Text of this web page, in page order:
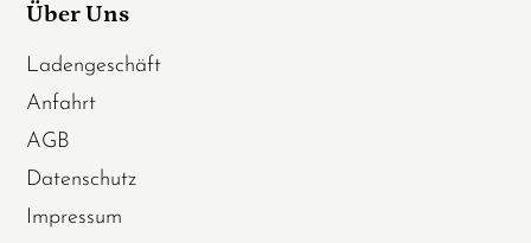
Über Uns
Ladengeschäft
Anfahrt
AGB
Datenschutz
Impressum